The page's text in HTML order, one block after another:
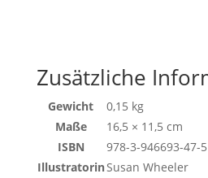
Zusätzliche
Gewicht
0,15 kg
Maße
16,5 × 11,5 cm
ISBN
978-3-946693-47-5
IllustratorinSusan Wheeler